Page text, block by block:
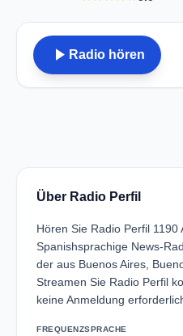
play_arrow Radio hören
Über Radio Perfil
Hören Sie Radio Perfil 1190
Spanishsprachige News-
der aus Buenos Aires,
Streamen Sie Radio Perfil
keine Anmeldung
FREQUENZSPRACHE